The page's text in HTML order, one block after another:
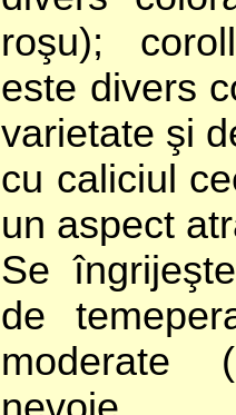
roşu);
este divers
varietate şi
cu caliciul
un aspect
Se
de
moderate